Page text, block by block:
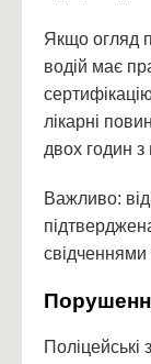
Якщо огляд
водій має
лікарні
двох годин
Важливо:
свідченнями
Поліцейські